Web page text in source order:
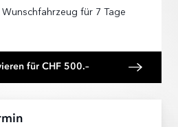
Wunschfahrzeug für 7 Tage
für CHF 500.–